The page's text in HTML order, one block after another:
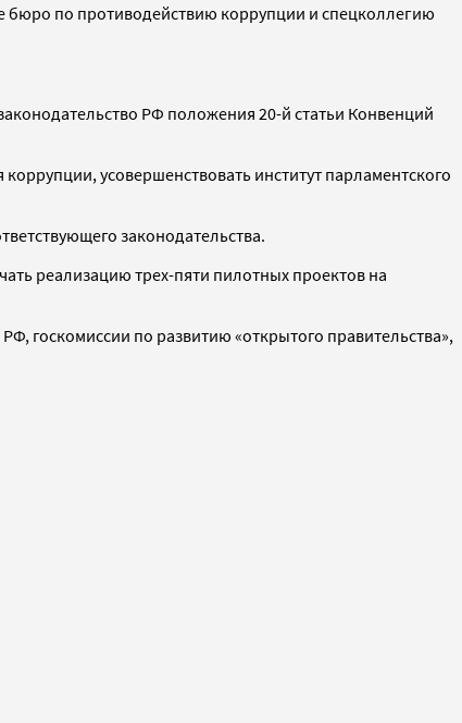
бюро по противодействию коррупции и спецколлегию
РФ положения 20-й статьи Конвенций
усовершенствовать институт парламентского
законодательства.
реализацию трех-пяти пилотных проектов на
госкомиссии по развитию «открытого правительства»,